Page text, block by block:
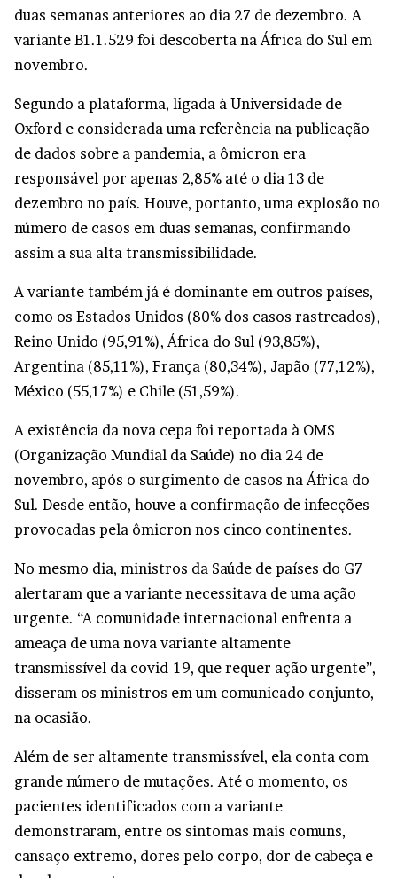
duas semanas anteriores ao dia 27 de dezembro. A
variante B1.1.529 foi descoberta na África do Sul em
novembro.
Segundo a plataforma, ligada à Universidade de
Oxford e considerada uma referência na publicação
de dados sobre a pandemia, a ômicron era
responsável por apenas 2,85% até o dia 13 de
dezembro no país. Houve, portanto, uma explosão no
número de casos em duas semanas, confirmando
assim a sua alta transmissibilidade.
A variante também já é dominante em outros países,
como os Estados Unidos (80% dos casos rastreados),
Reino Unido (95,91%), África do Sul (93,85%),
Argentina (85,11%), França (80,34%), Japão (77,12%),
México (55,17%) e Chile (51,59%).
A existência da nova cepa foi reportada à OMS
(Organização Mundial da Saúde) no dia 24 de
novembro, após o surgimento de casos na África do
Sul. Desde então, houve a confirmação de infecções
provocadas pela ômicron nos cinco continentes.
No mesmo dia, ministros da Saúde de países do G7
alertaram que a variante necessitava de uma ação
urgente. “A comunidade internacional enfrenta a
ameaça de uma nova variante altamente
transmissível da covid-19, que requer ação urgente”,
disseram os ministros em um comunicado conjunto,
na ocasião.
Além de ser altamente transmissível, ela conta com
grande número de mutações. Até o momento, os
pacientes identificados com a variante
demonstraram, entre os sintomas mais comuns,
cansaço extremo, dores pelo corpo, dor de cabeça e